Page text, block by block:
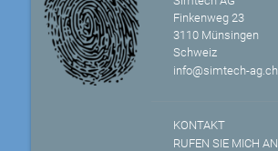
Finkenweg 23
3110 Münsingen
Schweiz
info@simtech-ag.ch
KONTAKT
RUFEN SIE MICH AN